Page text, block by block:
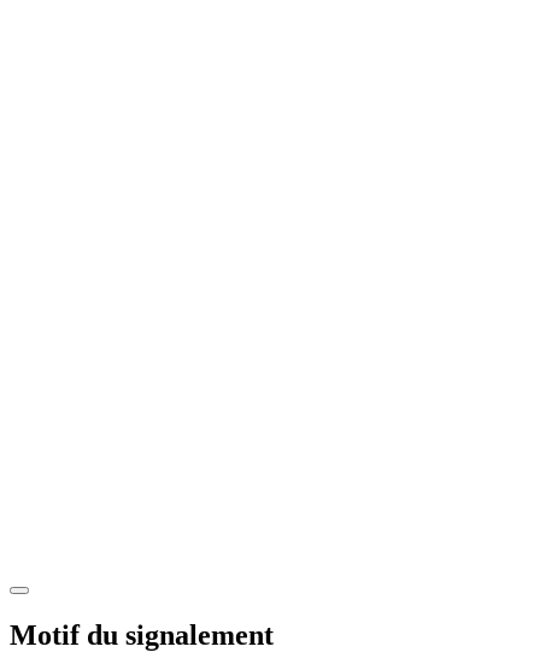
Motif du signalement